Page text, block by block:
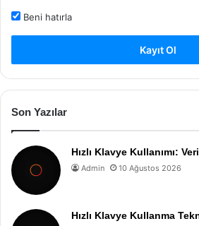
Beni hatırla
Kayıt Ol
Son Yazılar
Hızlı Klavye Kullanımı:
Admin 10 Ağustos 2026
Hızlı Klavye Kullanma